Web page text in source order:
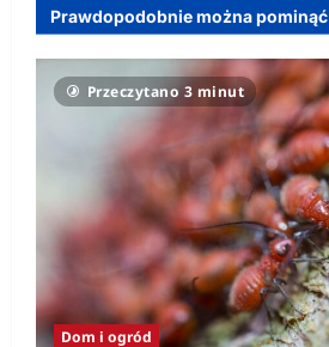
Prawdopodobnie można pominąć
Przeczytano 3 minut
Dom i ogród